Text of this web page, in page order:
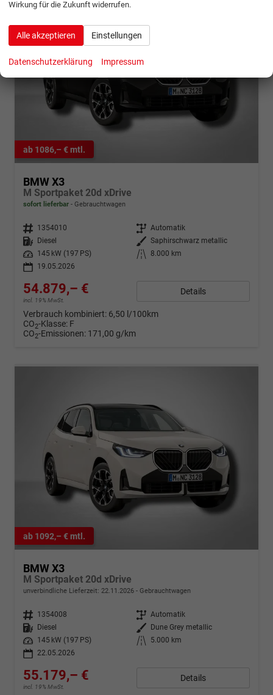
ab 1086,– € mtl.
BMW X3
M Sportpaket 20d xDrive
sofort lieferbar Gebrauchtwagen
Fahrzeugnr. 1354010 Getriebe Automatik
Kraftstoff
Diesel Außenfarbe Saphirschwarz metallic
Leistung
145 kW (197 PS) Kilometerstand
8.000 km
19.05.2026
54.879,– €
incl. 19% MwSt.
Details
Verbrauch kombiniert: 6,50 l/100km
CO2-Klasse: F
CO2-Emissionen: 171,00 g/km
ab 1092,– € mtl.
BMW X3
M Sportpaket 20d xDrive
unverbindliche Lieferzeit: 22.11.2026 Gebrauchtwagen
Fahrzeugnr. 1354008 Getriebe Automatik
Kraftstoff
Diesel Außenfarbe
Dune Grey metallic
Leistung
145 kW (197 PS) Kilometerstand
5.000 km
22.05.2026
55.179,– €
incl. 19% MwSt.
Details
Wirkung für die Zukunft widerrufen.
Alle akzeptieren Einstellungen
Datenschutzerklärung Impressum